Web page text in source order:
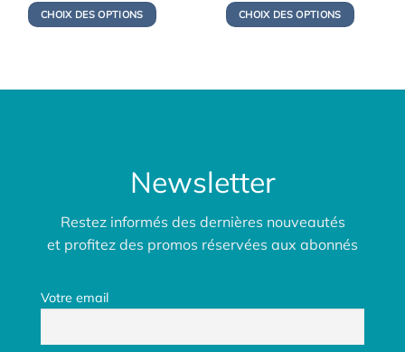
initial
était :
161,00€.
actuel
est :
129,00€.
CHOIX DES OPTIONS initial
était :
159,00€.
actuel
est :
139,00€.
CHOIX DES OPTIONS
Newsletter
Restez informés des dernières nouveautés
et profitez des promos réservées aux abonnés
Votre email